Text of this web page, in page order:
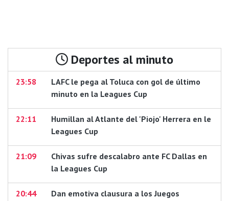
Deportes al minuto
23:58
LAFC le pega al Toluca con gol de último
minuto en la Leagues Cup
22:11
Humillan al Atlante del 'Piojo' Herrera en le
Leagues Cup
21:09
Chivas sufre descalabro ante FC Dallas en
la Leagues Cup
20:44
Dan emotiva clausura a los Juegos